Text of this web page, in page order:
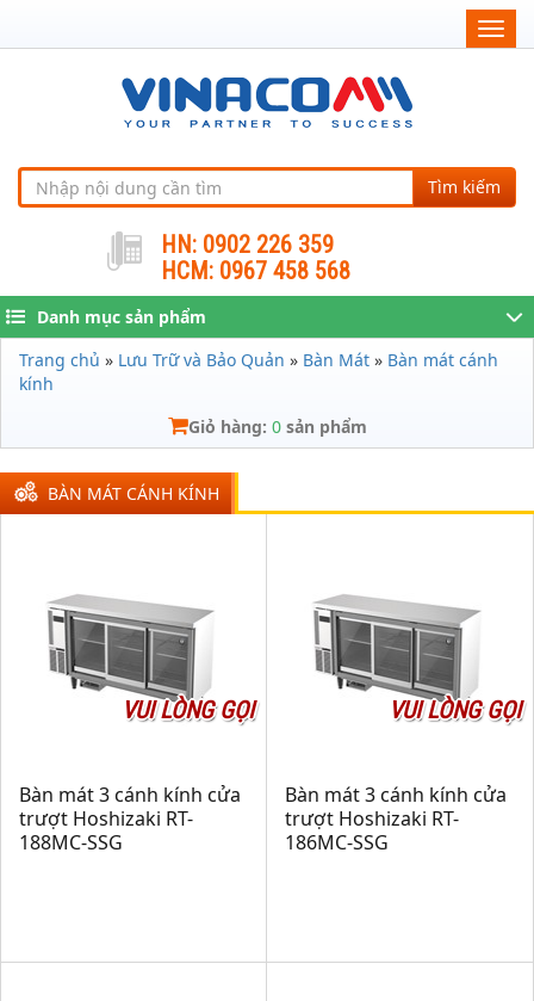
Tìm kiếm
HN: 0902 226 359
HCM: 0967 458 568
Danh mục sản phẩm
Trang chủ » Lưu Trữ và Bảo Quản » Bàn Mát » Bàn mát cánh
kính
Giỏ hàng: 0sản phẩm
BÀN MÁT CÁNH KÍNH
VUI LÒNG GỌI
Bàn mát 3 cánh kính cửa
trượt Hoshizaki RT-
188MC-SSG
VUI LÒNG GỌI
Bàn mát 3 cánh kính cửa
trượt Hoshizaki RT-
186MC-SSG